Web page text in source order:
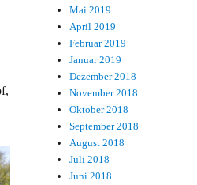
Mai 2019
April 2019
Februar 2019
Januar 2019
Dezember 2018
November 2018
Oktober 2018
September 2018
August 2018
Juli 2018
Juni 2018